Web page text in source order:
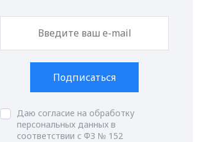
Подписаться
Даю согласие на обработку
персональных данных в
соответствии с ФЗ № 152